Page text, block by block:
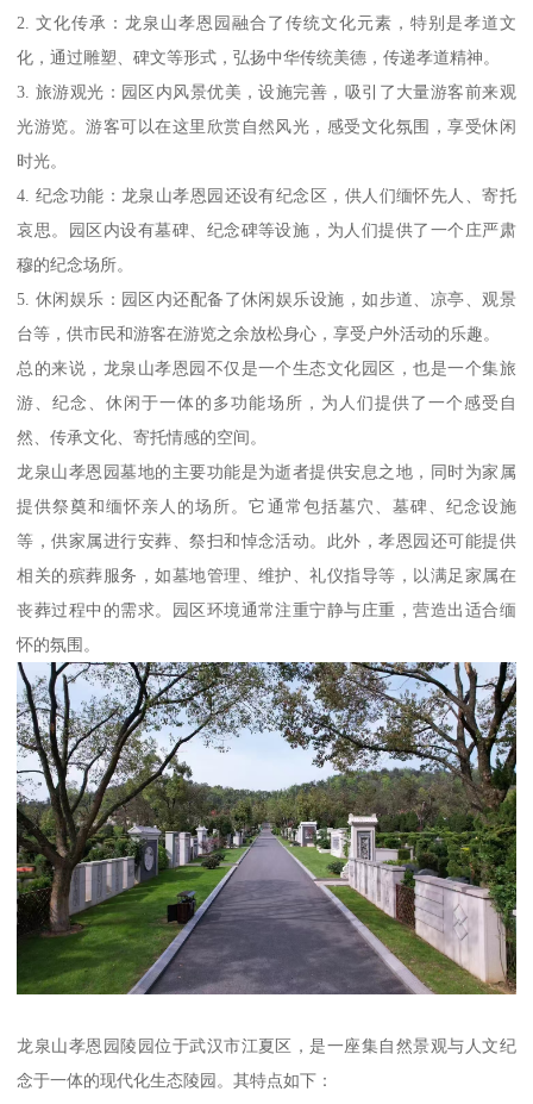
2. 文化传承：龙泉山孝恩园融合了传统文化元素，特别是孝道文
化，通过雕塑、碑文等形式，弘扬中华传统美德，传递孝道精神。
3. 旅游观光：园区内风景优美，设施完善，吸引了大量游客前来观
光游览。游客可以在这里欣赏自然风光，感受文化氛围，享受休闲
时光。
4. 纪念功能：龙泉山孝恩园还设有纪念区，供人们缅怀先人、寄托
哀思。园区内设有墓碑、纪念碑等设施，为人们提供了一个庄严肃
穆的纪念场所。
5. 休闲娱乐：园区内还配备了休闲娱乐设施，如步道、凉亭、观景
台等，供市民和游客在游览之余放松身心，享受户外活动的乐趣。
总的来说，龙泉山孝恩园不仅是一个生态文化园区，也是一个集旅
游、纪念、休闲于一体的多功能场所，为人们提供了一个感受自
然、传承文化、寄托情感的空间。
龙泉山孝恩园墓地的主要功能是为逝者提供安息之地，同时为家属
提供祭奠和缅怀亲人的场所。它通常包括墓穴、墓碑、纪念设施
等，供家属进行安葬、祭扫和悼念活动。此外，孝恩园还可能提供
相关的殡葬服务，如墓地管理、维护、礼仪指导等，以满足家属在
丧葬过程中的需求。园区环境通常注重宁静与庄重，营造出适合缅
怀的氛围。
龙泉山孝恩园陵园位于武汉市江夏区，是一座集自然景观与人文纪
念于一体的现代化生态陵园。其特点如下：